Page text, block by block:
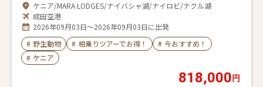
ケニア/MARA LODGES/ナイバシャ湖/ナイロビ/ナクル湖
成田空港
2026年09月03日～2026年09月03日に出発
# 野生動物 # 相乗りツアーでお得！ # 今おすすめ！
# ケニア
818,000 円